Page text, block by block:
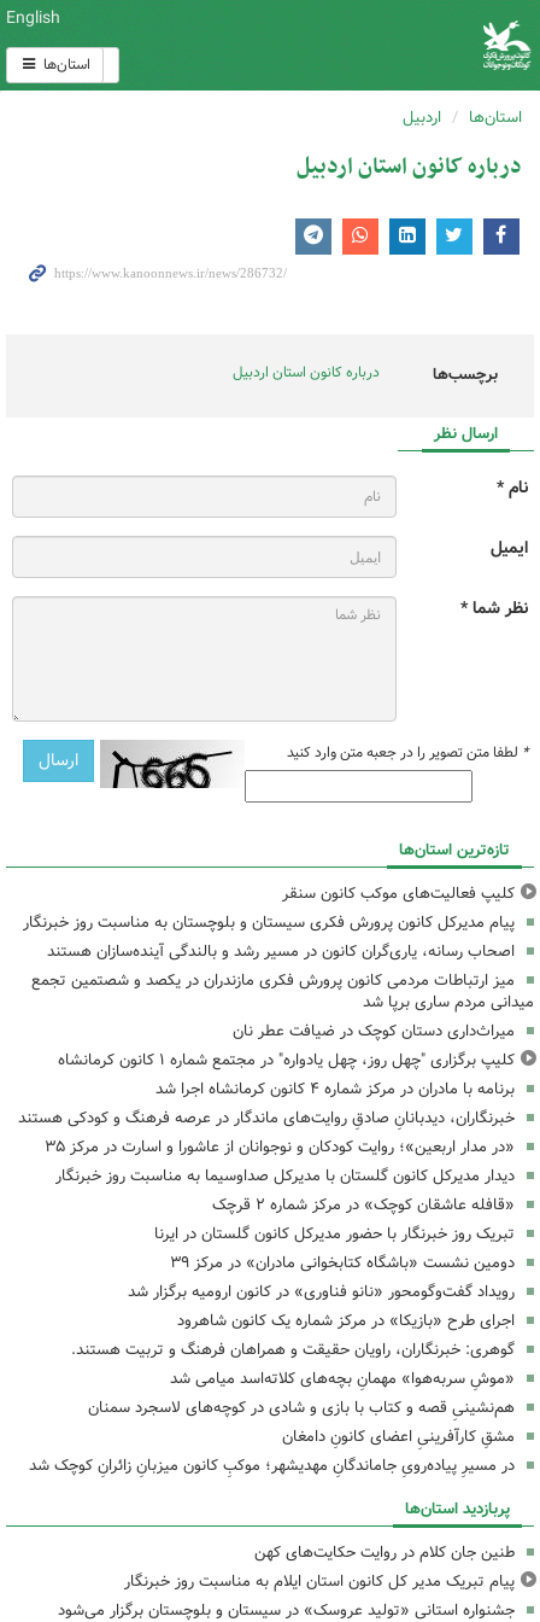
English
استان‌ها
استان‌ها اردبیل
درباره کانون استان اردبیل
برچسب‌ها درباره کانون استان اردبیل
ارسال نظر
نام *
ایمیل
نظر شما *
* لطفا متن تصویر را در جعبه متن وارد کنید
تازه‌ترین استان‌ها
کلیپ فعالیت‌های موکب کانون سنقر
پیام مدیرکل کانون پرورش فکری سیستان و بلوچستان به مناسبت روز خبرنگار
اصحاب رسانه، یاری‌گران کانون در مسیر رشد و بالندگی آینده‌سازان هستند
میز ارتباطات مردمی کانون پرورش فکری مازندران در یکصد و شصتمین تجمع
میدانی مردم ساری برپا شد
میراث‌داری دستان کوچک در ضیافت عطر نان
کلیپ برگزاری "چهل روز، چهل یادواره" در مجتمع شماره ۱ کانون کرمانشاه
برنامه با مادران در مرکز شماره ۴ کانون کرمانشاه اجرا شد
خبرنگاران، دیدبانانِ صادقِ روایت‌های ماندگار در عرصه فرهنگ و کودکی هستند
«در مدار اربعین»؛ روایت کودکان و نوجوانان از عاشورا و اسارت در مرکز ۳۵
دیدار مدیرکل کانون گلستان با مدیرکل صداوسیما به مناسبت روز خبرنگار
«قافله عاشقان کوچک» در مرکز شماره ۲ قرچک
تبریک روز خبرنگار با حضور مدیرکل کانون گلستان در ایرنا
دومین نشست «باشگاه کتابخوانی مادران» در مرکز ۳۹
رویداد گفت‌وگومحور «نانو فناوری» در کانون ارومیه برگزار شد
اجرای طرح «بازیکا» در مرکز شماره یک کانون شاهرود
گوهری: خبرنگاران، راویان حقیقت و همراهان فرهنگ و تربیت هستند.
«موشِ سربه‌هوا» مهمانِ بچه‌های کلاته‌اسد میامی شد
هم‌نشینیِ قصه و کتاب با بازی و شادی در کوچه‌های لاسجرد سمنان
مشقِ کارآفرینیِ اعضای کانونِ دامغان
در مسیرِ پیاده‌رویِ جاماندگانِ مهدیشهر؛ موکبِ کانون میزبانِ زائرانِ کوچک شد
پربازدید استان‌ها
طنین جان کلام در روایت حکایت‌های کهن
پیام تبریک مدیر کل کانون استان ایلام به مناسبت روز خبرنگار
جشنواره استانی «تولید عروسک» در سیستان و بلوچستان برگزار می‌شود